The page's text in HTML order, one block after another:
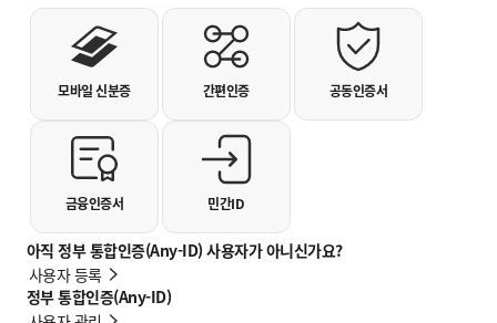
아직 정부 통합인증(Any-ID) 사용자가 아니신가요?
사용자 등록
정부 통합인증(Any-ID)
개인사용자 로그인
모바일 신분증 간편인증 공동인증서
금융인증서 민간ID